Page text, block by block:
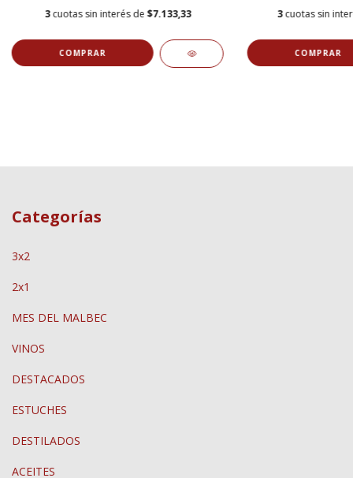
3 cuotas sin interés de$7.133,33
3 cuotas sin
Categorías
3x2
2x1
MES DEL MALBEC
VINOS
DESTACADOS
ESTUCHES
DESTILADOS
ACEITES